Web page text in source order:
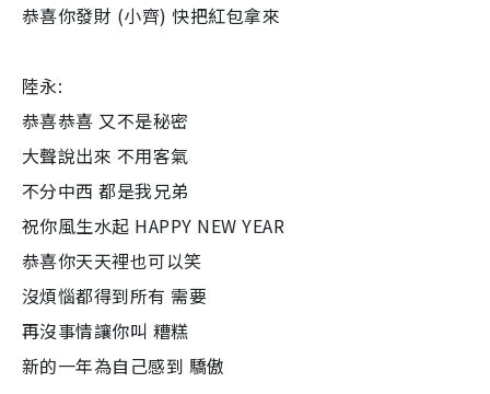
恭喜你發財 (小齊) 快把紅包拿來
陸永:
恭喜恭喜 又不是秘密
大聲說出來 不用客氣
不分中西 都是我兄弟
祝你風生水起 HAPPY NEW YEAR
恭喜你天天裡也可以笑
沒煩惱都得到所有 需要
再沒事情讓你叫 糟糕
新的一年為自己感到 驕傲